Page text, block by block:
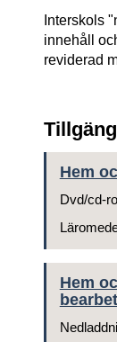
Interskols
innehåll
reviderad
Hem
Dvd/cd-
Hem